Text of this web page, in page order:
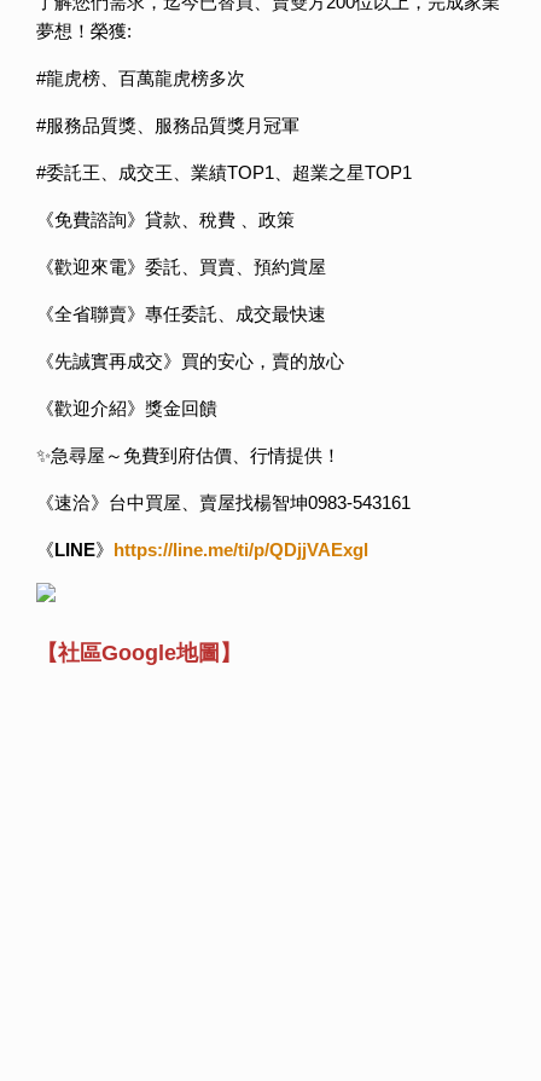
夢想！榮獲:
#龍虎榜、百萬龍虎榜多次
#服務品質獎、服務品質獎月冠軍
#委託王、成交王、業績TOP1、超業之星TOP1
《免費諮詢》貸款、稅費 、政策
《歡迎來電》委託、買賣、預約賞屋
《全省聯賣》專任委託、成交最快速
《先誠實再成交》買的安心，賣的放心
《歡迎介紹》獎金回饋
✨急尋屋～免費到府估價、行情提供！
《速洽》台中買屋、賣屋找楊智坤0983-543161
《LINE》 https://line.me/ti/p/QDjjVAExgl
【社區Google地圖】